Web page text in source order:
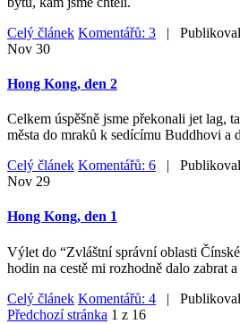
Celý článek Komentářů: 3 | Publikoval
Nov 30
Hong Kong, den 2
Celkem úspěšně jsme překonali jet lag,
města do mraků k sedícímu Buddhovi a
Celý článek Komentářů: 6 | Publikoval
Nov 29
Hong Kong, den 1
Výlet do “Zvláštní správní oblasti
hodin na cestě mi rozhodně dalo zabrat
Celý článek Komentářů: 4 | Publikoval
Předchozí stránka 1 z 16